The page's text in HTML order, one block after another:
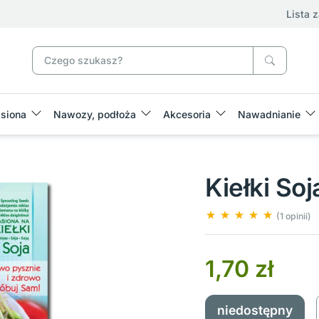
Lista
Nawozy, podłoża Akcesoria Nawadnianie
Kiełki
(1 opinii)
1,70 zł
niedostępny